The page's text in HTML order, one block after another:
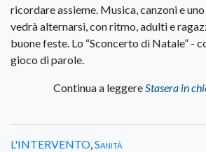
ricordare assieme. Musica, canzoni e
vedrà alternarsi, con ritmo, adulti e
buone feste. Lo “Sconcerto di Natale” -
gioco di parole.
Continua a leggere Stasera in
L'INTERVENTO Sanità